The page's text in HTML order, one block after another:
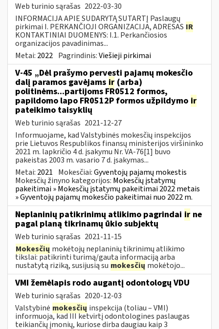
Web turinio sąrašas 2022-03-30
INFORMACIJA APIE SUDARYTĄ SUTARTĮ Paslaugų
pirkimai I. PERKANČIOJI ORGANIZACIJA, ADRESAS IR
KONTAKTINIAI DUOMENYS: I.1. Perkančiosios
organizacijos pavadinimas...
Metai: 2022 Pagrindinis:Viešieji pirkimai
V-45 „Dėl prašymo pervesti pajamų mokesčio
dalį paramos gavėjams ir (arba)
politinėms...partijoms FR0512 formos,
papildomo lapo FR0512P formos užpildymo ir
pateikimo taisyklių
Web turinio sąrašas 2021-12-27
Informuojame, kad Valstybinės mokesčių inspekcijos
prie Lietuvos Respublikos finansų ministerijos viršininko
2021 m. lapkričio 4 d. įsakymu Nr. VA-76[1] buvo
pakeistas 2003 m. vasario 7 d. įsakymas...
Metai: 2021 Mokesčiai:Gyventojų pajamų mokestis
Mokesčių žinyno kategorijos: Mokesčių įstatymų
pakeitimai » Mokesčių įstatymų pakeitimai 2022 metais
» Gyventojų pajamų mokesčio pakeitimai nuo 2022 m.
Neplaninių patikrinimų atlikimo pagrindai ir ne
pagal planą tikrinamų ūkio subjektų
Web turinio sąrašas 2021-11-15
Mokesčių mokėtojų neplaninių tikrinimų atlikimo
tikslai: patikrinti turimą/gautą informaciją arba
nustatytą riziką, susijusią su mokesčių mokėtojo...
VMI žemėlapis rodo augantį odontologų VDU
Web turinio sąrašas 2020-12-03
Valstybinė mokesčių inspekcija (toliau – VMI)
informuoja, kad III ketvirtį odontologines paslaugas
teikiančių įmonių, kuriose dirba daugiau kaip 3